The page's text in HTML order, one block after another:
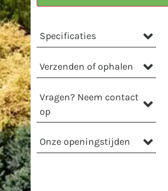
Specificaties
Verzenden of ophalen
Vragen? Neem contact
op
Onze openingstijden